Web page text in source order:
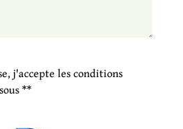
j'accepte les conditions
**